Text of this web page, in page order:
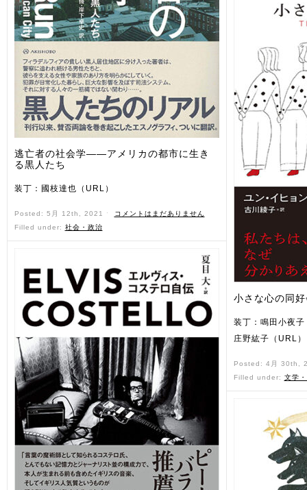
逃亡者の社会学——アメリカの都市に生き
る黒人たち
装丁：國枝達也（URL）
Posted: 5月 12th, 2021 ˑ
コメントはまだありません
Filled under: 社会・政治
小さな心の同
装丁：鳴田小夜
庄野紘子（URL）
Posted: 4月 30th,
Filled under: 文学